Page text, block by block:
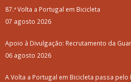
87.ª Volta a Portugal em Bicicleta
07 agosto 2026
Apoio à Divulgação: Recrutamento da
06 agosto 2026
A Volta a Portugal em Bicicleta passa pelo